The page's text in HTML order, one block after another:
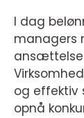
I dag
managers
og effektiv
opnå